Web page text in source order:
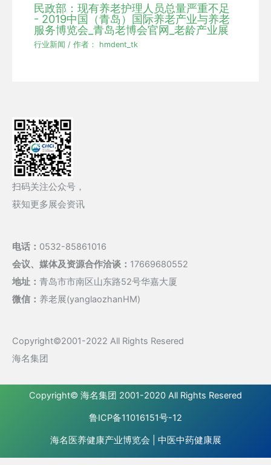
民政部：现有养老护理人员总量严重不足
- 2019中国（青岛）国际养老产业与养老
服务博览会_青岛老博会官网_老龄产业展
行业新闻 / 作者： hmdent_tk
扫码关注公众号，
获知更多展会资讯
电话： 0532-85861016
会议、媒体及资源合作洽谈： 17669680552
地址： 青岛市市南区山东路52号华嘉大厦
微信： 养老展(yanglaozhanHM)
Copyright©2001-2022 All Rights Resered
海名集团
Copyright© 海名集团 2001-2020 All Rights Resered
鲁ICP备11016151号-12
海名医养健康产业博览会 中医中药健康展